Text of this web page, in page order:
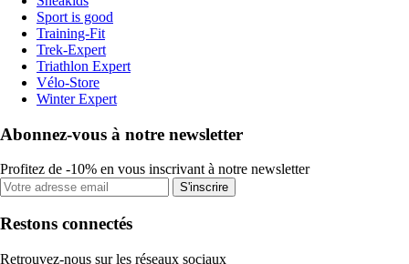
Sport is good
Training-Fit
Trek-Expert
Triathlon Expert
Vélo-Store
Winter Expert
Abonnez-vous à notre newsletter
Profitez de -10% en vous inscrivant à notre newsletter
S'inscrire
Restons connectés
Retrouvez-nous sur les réseaux sociaux